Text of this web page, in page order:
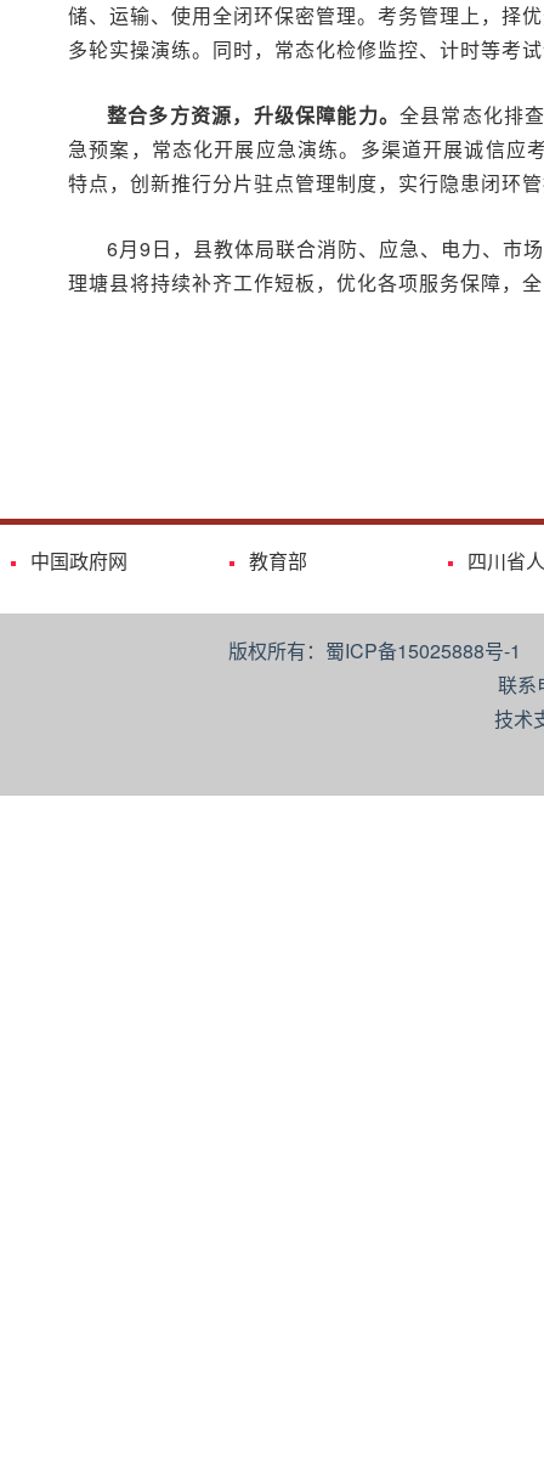
储、运输、使用全闭环保密管理。考务管理上，择
多轮实操演练。同时，常态化检修监控、计时等考
整合多方资源，升级保障能力。全县常态化排
急预案，常态化开展应急演练。多渠道开展诚信应
特点，创新推行分片驻点管理制度，实行隐患闭环
6月9日，县教体局联合消防、应急、电力、市
理塘县将持续补齐工作短板，优化各项服务保障，
中国政府网 教育部 四川省
版权所有：蜀ICP备15025888号-
联系
技术